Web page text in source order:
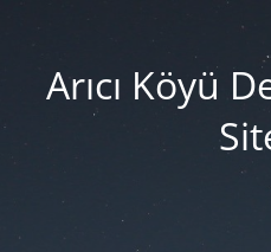
Arıcı Köyü